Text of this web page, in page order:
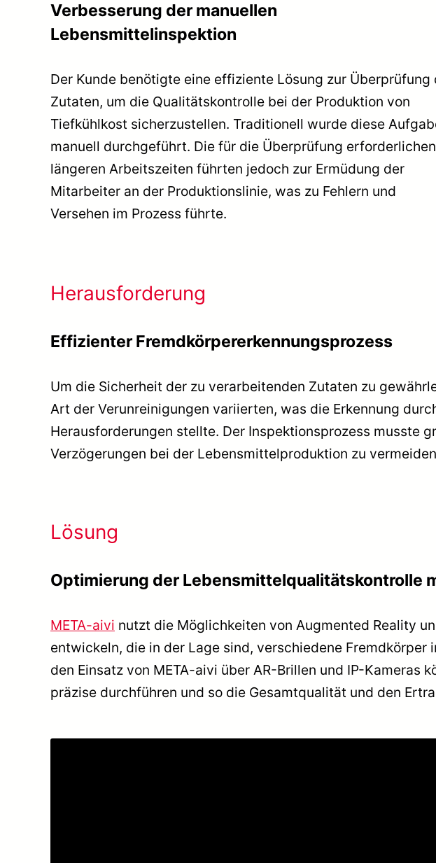
Verbesserung der manuellen
Lebensmittelinspektion
Der Kunde benötigte eine effiziente Lösung zur Überprüfung
Zutaten, um die Qualitätskontrolle bei der Produktion von
Tiefkühlkost sicherzustellen. Traditionell wurde diese
manuell durchgeführt. Die für die Überprüfung erforderlichen
längeren Arbeitszeiten führten jedoch zur Ermüdung der
Mitarbeiter an der Produktionslinie, was zu Fehlern und
Versehen im Prozess führte.
Herausforderung
Effizienter Fremdkörpererkennungsprozess
Um die Sicherheit der zu verarbeitenden Zutaten zu
Art der Verunreinigungen variierten, was die Erkennung
Herausforderungen stellte. Der Inspektionsprozess musste
Verzögerungen bei der Lebensmittelproduktion zu
Lösung
Optimierung der Lebensmittelqualitätskontrolle
META-aivi nutzt die Möglichkeiten von Augmented Reality
entwickeln, die in der Lage sind, verschiedene
den Einsatz von META-aivi über AR-Brillen und IP-Kameras
präzise durchführen und so die Gesamtqualität und den